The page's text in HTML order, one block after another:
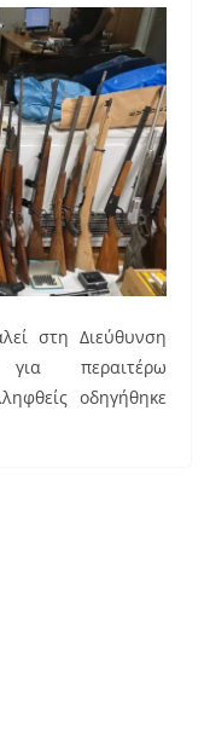
στη Διεύθυνση
για περαιτέρω
οδηγήθηκε